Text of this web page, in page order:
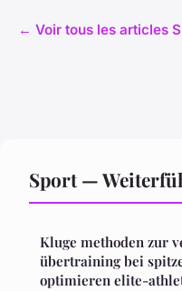
← Voir tous les articles
Sport —
Kluge methoden zur
übertraining bei
optimieren elite-